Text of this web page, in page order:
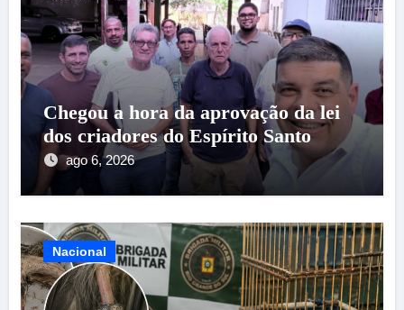
Chegou a hora da aprovação da lei
dos criadores do Espírito Santo
ago 6, 2026
Nacional